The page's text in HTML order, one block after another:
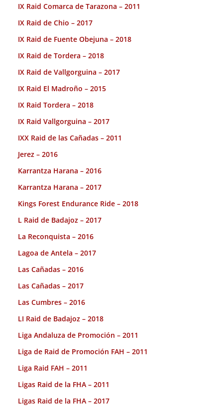
IX Raid Comarca de Tarazona – 2011
IX Raid de Chio – 2017
IX Raid de Fuente Obejuna – 2018
IX Raid de Tordera – 2018
IX Raid de Vallgorguina – 2017
IX Raid El Madroño – 2015
IX Raid Tordera – 2018
IX Raid Vallgorguina – 2017
IXX Raid de las Cañadas – 2011
Jerez – 2016
Karrantza Harana – 2016
Karrantza Harana – 2017
Kings Forest Endurance Ride – 2018
L Raid de Badajoz – 2017
La Reconquista – 2016
Lagoa de Antela – 2017
Las Cañadas – 2016
Las Cañadas – 2017
Las Cumbres – 2016
LI Raid de Badajoz – 2018
Liga Andaluza de Promoción – 2011
Liga de Raid de Promoción FAH – 2011
Liga Raid FAH – 2011
Ligas Raid de la FHA – 2011
Ligas Raid de la FHA – 2017